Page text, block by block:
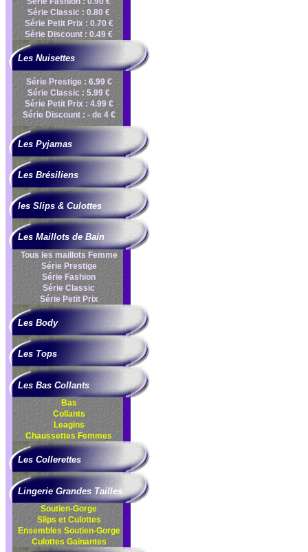
Série Classic : 0.80 €
Série Petit Prix : 0.70 €
Série Discount : 0.49 €
Les Nuisettes
Série Prestige : 6.99 €
Série Classic : 5.99 €
Série Petit Prix : 4.99 €
Série Discount : - de 4 €
Les Pyjamas
Les Brésiliens
les Slips & Culottes
Les Maillots de Bain
Tous les maillots Femme
Série Prestige
Série Fashion
Série Classic
Série Petit Prix
Les Body
Les Tops
Les Bas Collants
Bas
Collants
Leagins
Chaussettes Femmes
Les Collerettes
Lingerie Grandes Tailles
Soutien-Gorge
Slips et Culottes
EnsemblesSoutien-Gorge
CulottesGainantes